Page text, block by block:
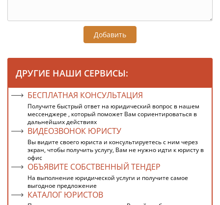
Добавить
ДРУГИЕ НАШИ СЕРВИСЫ:
БЕСПЛАТНАЯ КОНСУЛЬТАЦИЯ
Получите быстрый ответ на юридический вопрос в нашем
мессенджере , который поможет Вам сориентироваться в
дальнейших действиях
ВИДЕОЗВОНОК ЮРИСТУ
Вы видите своего юриста и консультируетесь с ним через
экран, чтобы получить услугу, Вам не нужно идти к юристу в
офис
ОБЪЯВИТЕ СОБСТВЕННЫЙ ТЕНДЕР
На выполнение юридической услуги и получите самое
выгодное предложение
КАТАЛОГ ЮРИСТОВ